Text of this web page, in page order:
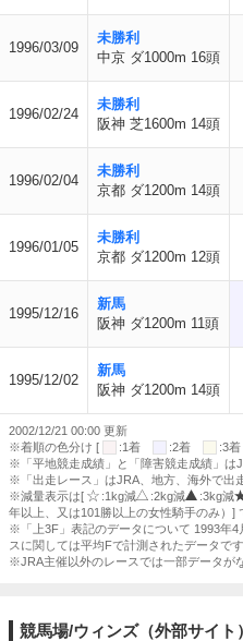
1996/03/09
未勝利
中京 ダ1000m 16頭
1996/02/24
未勝利
阪神 芝1600m 14頭
1996/02/04
未勝利
京都 ダ1200m 14頭
1996/01/05
未勝利
京都 ダ1200m 12頭
1995/12/16
新馬
阪神 ダ1200m 11頭
1995/12/02
新馬
阪神 ダ1200m 14頭
2002/12/21 00:00 更新
※着順の色分け [
:1着 :2着
:3着
※「平地競走成績」と「障害競走成績」は
※「出走レース」はJRA、地方、海外で出
※減量表示は[
:1kg減 :2kg減 :3kg減
年以上、又は101勝以上の女性騎手のみ）]
※「上3F」表記のデータについて 1993年
スに関しては平均Fで計測されたデータです
※JRA主催以外のレースでは一部データが
競馬場/ウィンズ（外部サイト）